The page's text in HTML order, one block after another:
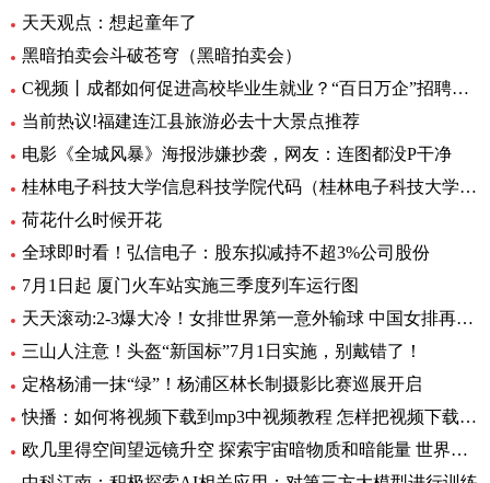
天天观点：想起童年了
黑暗拍卖会斗破苍穹（黑暗拍卖会）
C视频丨成都如何促进高校毕业生就业？“百日万企”招聘活动将提供约30万个岗位
当前热议!福建连江县旅游必去十大景点推荐
电影《全城风暴》海报涉嫌抄袭，网友：连图都没P干净
桂林电子科技大学信息科技学院代码（桂林电子科技大学信息科技学院）
荷花什么时候开花
全球即时看！弘信电子：股东拟减持不超3%公司股份
7月1日起 厦门火车站实施三季度列车运行图
天天滚动:2-3爆大冷！女排世界第一意外输球 中国女排再获好消息
三山人注意！头盔“新国标”7月1日实施，别戴错了！
定格杨浦一抹“绿”！杨浦区林长制摄影比赛巡展开启
快播：如何将视频下载到mp3中视频教程 怎样把视频下载到MP3里呢
欧几里得空间望远镜升空 探索宇宙暗物质和暗能量 世界资讯